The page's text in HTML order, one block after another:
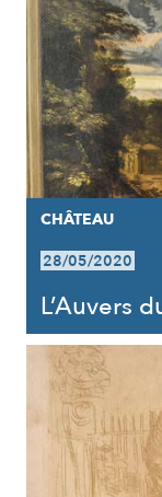
CHÂTEAU
28/05/2020
L’Auvers